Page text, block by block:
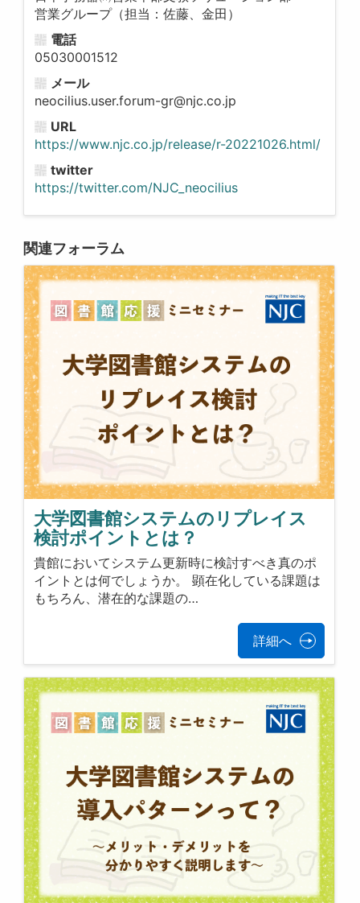
営業グループ（担当：佐藤、金田）
電話
05030001512
メール
neocilius.user.forum-gr@njc.co.jp
URL
https://www.njc.co.jp/release/r-20221026.html/
twitter
https://twitter.com/NJC_neocilius
関連フォーラム
大学図書館システムのリプレイス
検討ポイントとは？
貴館においてシステム更新時に検討すべき真のポ
イントとは何でしょうか。 顕在化している課題は
もちろん、潜在的な課題の…
詳細へ